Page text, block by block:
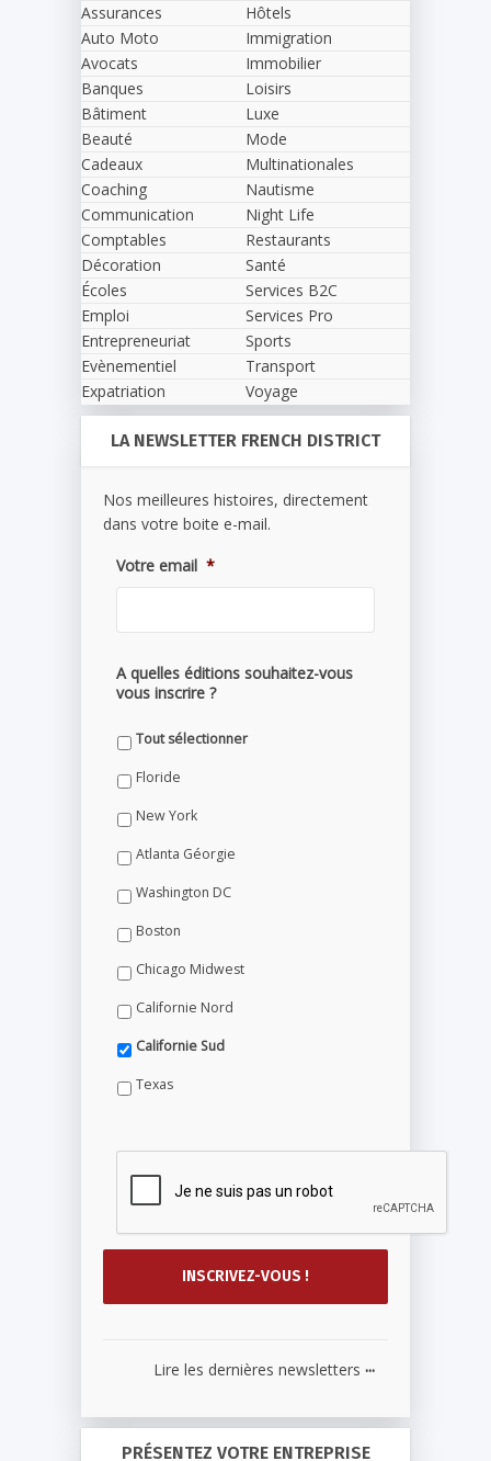
Assurances
Auto Moto
Avocats
Banques
Bâtiment
Beauté
Cadeaux
Coaching
Communication
Comptables
Décoration
Écoles
Emploi
Entrepreneuriat
Evènementiel
Expatriation
Hôtels
Immigration
Immobilier
Loisirs
Luxe
Mode
Multinationales
Nautisme
Night Life
Restaurants
Santé
Services B2C
Services Pro
Sports
Transport
Voyage
LA NEWSLETTER FRENCH DISTRICT
Nos meilleures histoires, directement
dans votre boite e-mail.
Votre email *
A quelles éditions souhaitez-vous
vous inscrire ?
Tout sélectionner
Floride
New York
Atlanta Géorgie
Washington DC
Boston
Chicago Midwest
Californie Nord
Californie Sud
Texas
Lire les dernières newsletters ...
PRÉSENTEZ VOTRE ENTREPRISE